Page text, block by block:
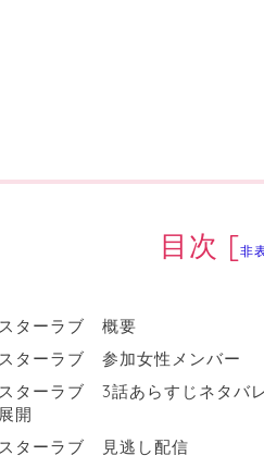
目次 [非
ターラブ 概要
ターラブ 参加女性メンバー
ターラブ 3話あらすじネタ
開
ターラブ 見逃し配信